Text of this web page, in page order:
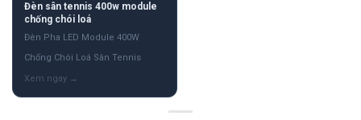
Đèn sân tennis 400w module
chống chói loá
Đèn Pha LED Module 400W
Chống Chói Loá Sân Tennis